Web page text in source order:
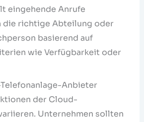
eingehende Anrufe
die richtige Abteilung oder
basierend auf
wie Verfügbarkeit oder
Anbieter
der Cloud-
Unternehmen sollten